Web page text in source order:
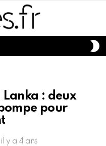
: deux
pour
il y a 4 ans